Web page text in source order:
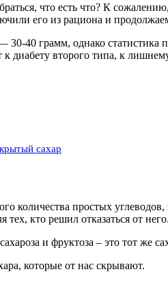
что есть что? К
его из рациона и
30-40 грамм, однако
диабету второго типа, к
сахар
количества простых
кто решил отказаться от него.
и фруктоза – это тот же
которые от нас скрывают.